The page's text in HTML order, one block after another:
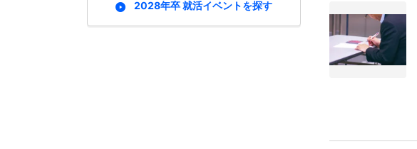
2028年卒 就活イベントを探す